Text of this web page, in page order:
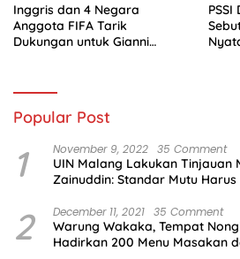
Inggris dan 4 Negara
Anggota FIFA Tarik
Dukungan untuk Gianni
Popular Post
1 November 9, 2022 35 Comment
UIN Malang Lakukan Tinjauan
Zainuddin: Standar Mutu Harus
2 December 11, 2021 35 Comment
Warung Wakaka, Tempat
Hadirkan 200 Menu Masakan